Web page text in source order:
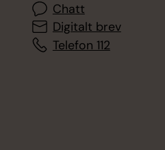
Chatt
Digitalt brev
Telefon 112